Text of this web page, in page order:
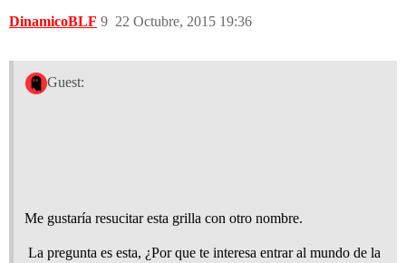
DinamicoBLF 22 Octubre, 2015 19:36
9
Guest:
Me gustaría resucitar esta grilla con otro nombre.
La pregunta es esta, ¿Por que te interesa entrar al mundo de la